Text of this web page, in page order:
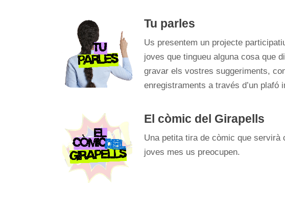
Tu parles
Us presentem un projecte
joves que tingueu alguna cosa que
gravar els vostres suggeriments,
enregistraments a través d’un plafó
El còmic del Girapells
Una petita tira de còmic que
joves mes us preocupen.